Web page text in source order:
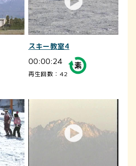
スキー教室4
00:00:24
再生回数：42